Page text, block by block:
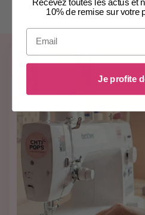
10% de remise sur votre
Email
Je profite